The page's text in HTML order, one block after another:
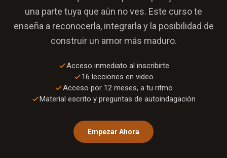
una parte tuya que aún no ves. Este curso te
enseña a reconocerla, integrarla y la posibilidad de
construir un amor más maduro.
Acceso inmediato al inscribirte
16 lecciones en video
Acceso por 12 meses, a tu ritmo
Material escrito y preguntas de autoindagación
Empezar Ahora